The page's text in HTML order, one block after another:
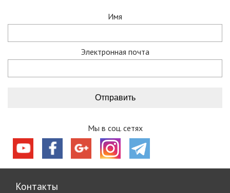
Имя
Электронная почта
Мы в соц. сетях
Контакты